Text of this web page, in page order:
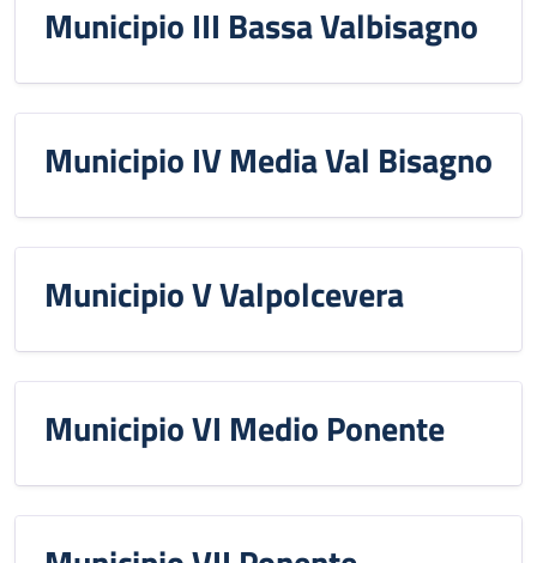
Municipio III Bassa Valbisagno
Municipio IV Media Val Bisagno
Municipio V Valpolcevera
Municipio VI Medio Ponente